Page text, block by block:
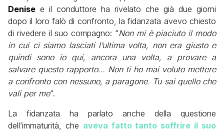
Denise e il conduttore ha rivelato che già due giorni
dopo il loro falò di confronto, la fidanzata avevo chiesto
di rivedere il suo compagno: “Non mi è piaciuto il modo
in cui ci siamo lasciati l’ultima volta, non era giusto e
quindi sono io qui, ancora una volta, a provare a
salvare questo rapporto… Non ti ho mai voluto mettere
a confronto con nessuno, a paragone. Tu sai quello che
vali per me“.
La fidanzata ha parlato anche della questione
dell’immaturità, che aveva fatto tanto soffrire il suo